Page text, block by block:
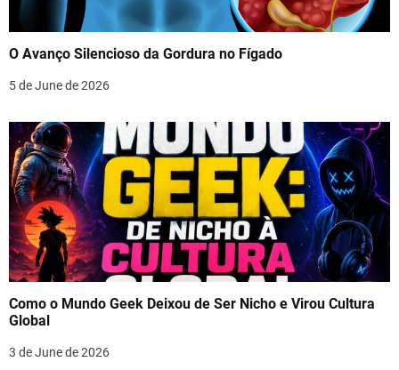
O Avanço Silencioso da Gordura no Fígado
5 de June de 2026
Como o Mundo Geek Deixou de Ser Nicho e Virou Cultura
Global
3 de June de 2026